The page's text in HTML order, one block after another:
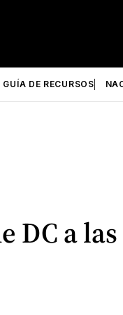
GUÍA DE RECURSOS
a las